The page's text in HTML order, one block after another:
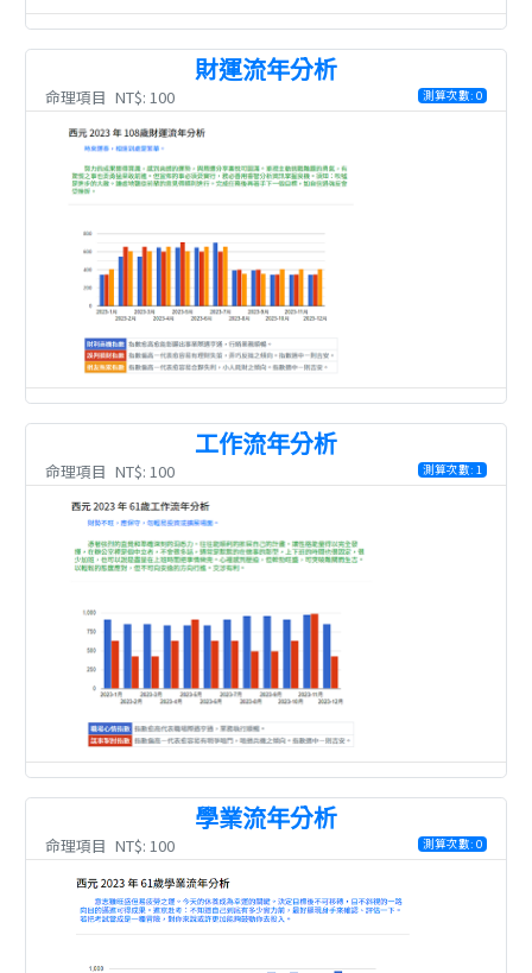
財運流年分析
命理項目 測算次數: 0
NT$: 100
工作流年分析
命理項目 測算次數: 1
NT$: 100
學業流年分析
命理項目 測算次數: 0
NT$: 100